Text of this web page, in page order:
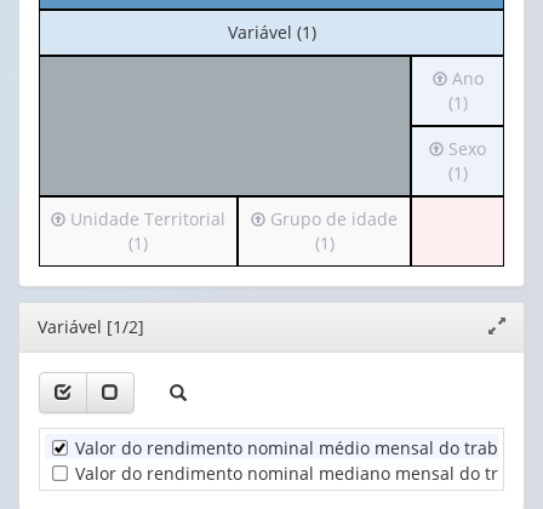
No
cabeçalho:
Variável (1)
Irá
para
o
cabeçalho
(possui
apenas
Ano
(1)
Irá
para
o
apenas
1
Sexo
(1)
Irá
o
cabeçalho
(possui
apenas
valor):
Unidade
Territorial
(1)
Unidade Territorial
(1)
Irá
o
cabeçalho
Grupo
de
idade
Grupo de idade
(1)
Editor
janela
Variável [1/2]
Valor do rendimento nominal médio mensal do trabalho
Valor do rendimento nominal mediano mensal do